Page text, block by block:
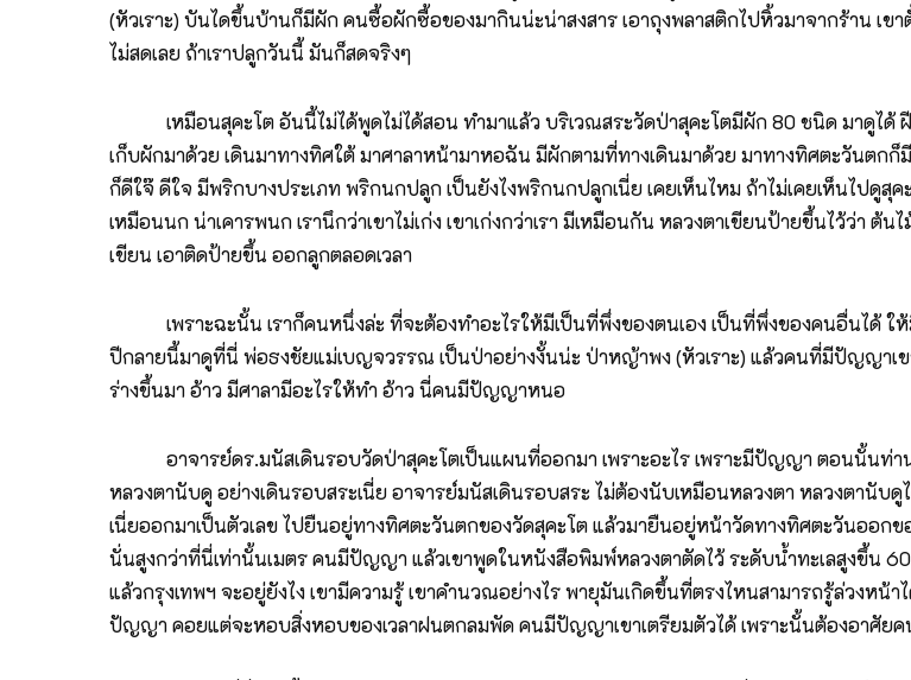
(หัวเราะ) บันไดขึ้นบ้านก็มีผัก คนซื้อผักซื้อของมากินน่ะน่าสงสาร เอาถุงพลาสติกไปหิ้วมาจากร้าน เข
ไม่สดเลย ถ้าเราปลูกวันนี้ มันก็สดจริงๆ
เหมือนสุคะโต อันนี้ไม่ได้พูดไม่ได้สอน ทำมาแล้ว บริเวณสระวัดป่าสุคะโตมีผัก 80 ชนิด มาดูได้ ฝี
เก็บผักมาด้วย เดินมาทางทิศใต้ มาศาลาหน้ามาหอฉัน มีผักตามที่ทางเดินมาด้วย มาทางทิศตะวันตกก็
ก็ดีใจ๊ ดีใจ มีพริกบางประเภท พริกนกปลูก เป็นยังไงพริกนกปลูกเนี่ย เคยเห็นไหม ถ้าไม่เคยเห็นไปดู
เหมือนนก น่าเคารพนก เรานึกว่าเขาไม่เก่ง เขาเก่งกว่าเรา มีเหมือนกัน หลวงตาเขียนป้ายขึ้นไว้
เขียน เอาติดป้ายขึ้น ออกลูกตลอดเวลา
เพราะฉะนั้น เราก็คนหนึ่งล่ะ ที่จะต้องทำอะไรให้มีเป็นที่พึ่งของตนเอง เป็นที่พึ่งของคนอื่นได้ ให้
ปีกลายนี้มาดูที่นี่ พ่อธงชัยแม่เบญจวรรณ เป็นป่าอย่างงั้นน่ะ ป่าหญ้าพง (หัวเราะ) แล้วคนที่มีปัญญาเ
ร่างขึ้นมา อ้าว มีศาลามีอะไรให้ทำ อ้าว นี่คนมีปัญญาหนอ
อาจารย์ดร.มนัสเดินรอบวัดป่าสุคะโตเป็นแผนที่ออกมา เพราะอะไร เพราะมีปัญญา ตอนนั้นท่า
หลวงตานับดู อย่างเดินรอบสระเนี่ย อาจารย์มนัสเดินรอบสระ ไม่ต้องนับเหมือนหลวงตา หลวงตานับ
เนี่ยออกมาเป็นตัวเลข ไปยืนอยู่ทางทิศตะวันตกของวัดสุคะโต แล้วมายืนอยู่หน้าวัดทางทิศตะวันออก
นั่นสูงกว่าที่นี่เท่านั้นเมตร คนมีปัญญา แล้วเขาพูดในหนังสือพิมพ์หลวงตาตัดไว้ ระดับน้ำทะเลสูงขึ้น
แล้วกรุงเทพฯ จะอยู่ยังไง เขามีความรู้ เขาคำนวณอย่างไร พายุมันเกิดขึ้นที่ตรงไหนสามารถรู้ล่วงห
ปัญญา คอยแต่จะหอบสิ่งหอบของเวลาฝนตกลมพัด คนมีปัญญาเขาเตรียมตัวได้ เพราะนั้นต้องอาศัย